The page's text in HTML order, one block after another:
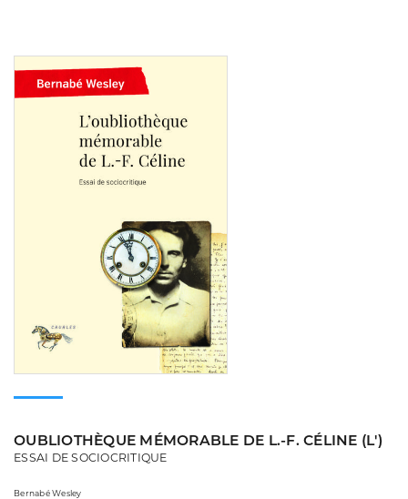
OUBLIOTHÈQUE MÉMORABLE DE L.-F. CÉLINE (L')
ESSAI DE SOCIOCRITIQUE
Bernabé Wesley